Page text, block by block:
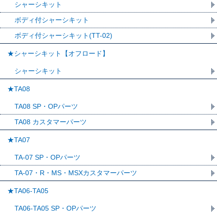
シャーシキット
ボディ付シャーシキット
ボディ付シャーシキット(TT-02)
★シャーシキット【オフロード】
シャーシキット
★TA08
TA08 SP・OPパーツ
TA08 カスタマーパーツ
★TA07
TA-07 SP・OPパーツ
TA-07・R・MS・MSXカスタマーパーツ
★TA06-TA05
TA06-TA05 SP・OPパーツ